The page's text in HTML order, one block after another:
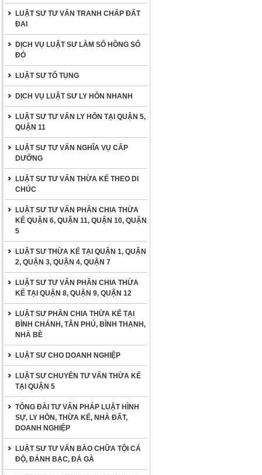
LUẬT SƯ TƯ VẤN TRANH CHẤP ĐẤT
ĐAI
DỊCH VỤ LUẬT SƯ LÀM SỔ HỒNG SỔ
ĐỎ
LUẬT SƯ TỐ TỤNG
DỊCH VỤ LUẬT SƯ LY HÔN NHANH
LUẬT SƯ TƯ VẤN LY HÔN TẠI QUẬN 5,
QUẬN 11
LUẬT SƯ TƯ VẤN NGHĨA VỤ CẤP
DƯỠNG
LUẬT SƯ TƯ VẤN THỪA KẾ THEO DI
CHÚC
LUẬT SƯ TƯ VẤN PHÂN CHIA THỪA
KẾ QUẬN 6, QUẬN 11, QUẬN 10, QUẬN
5
LUẬT SƯ THỪA KẾ TẠI QUẬN 1, QUẬN
2, QUẬN 3, QUẬN 4, QUẬN 7
LUẬT SƯ TƯ VẤN PHÂN CHIA THỪA
KẾ TẠI QUẬN 8, QUẬN 9, QUẬN 12
LUẬT SƯ PHÂN CHIA THỪA KẾ TẠI
BÌNH CHÁNH, TÂN PHÚ, BÌNH THẠNH,
NHÀ BÈ
LUẬT SƯ CHO DOANH NGHIỆP
LUẬT SƯ CHUYÊN TƯ VẤN THỪA KẾ
TẠI QUẬN 5
TỔNG ĐÀI TƯ VẤN PHÁP LUẬT HÌNH
SỰ, LY HÔN, THỪA KẾ, NHÀ ĐẤT,
DOANH NGHIỆP
LUẬT SƯ TƯ VẤN BÀO CHỮA TỘI CÁ
ĐỘ, ĐÁNH BẠC, ĐÁ GÀ